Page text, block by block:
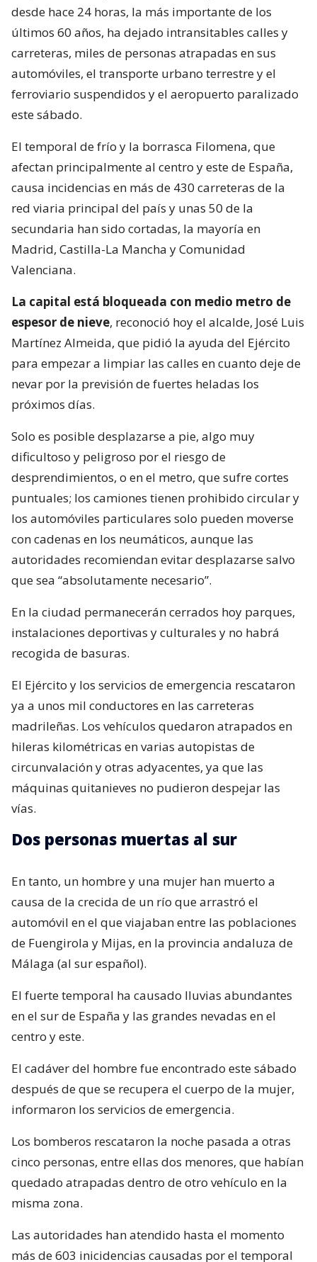
desde hace 24 horas, la más importante de los
últimos 60 años, ha dejado intransitables calles y
carreteras, miles de personas atrapadas en sus
automóviles, el transporte urbano terrestre y el
ferroviario suspendidos y el aeropuerto paralizado
este sábado.
El temporal de frío y la borrasca Filomena, que
afectan principalmente al centro y este de España,
causa incidencias en más de 430 carreteras de la
red viaria principal del país y unas 50 de la
secundaria han sido cortadas, la mayoría en
Madrid, Castilla-La Mancha y Comunidad
Valenciana.
La capital está bloqueada con medio metro de
espesor de nieve, reconoció hoy el alcalde, José Luis
Martínez Almeida, que pidió la ayuda del Ejército
para empezar a limpiar las calles en cuanto deje de
nevar por la previsión de fuertes heladas los
próximos días.
Solo es posible desplazarse a pie, algo muy
dificultoso y peligroso por el riesgo de
desprendimientos, o en el metro, que sufre cortes
puntuales; los camiones tienen prohibido circular y
los automóviles particulares solo pueden moverse
con cadenas en los neumáticos, aunque las
autoridades recomiendan evitar desplazarse salvo
que sea “absolutamente necesario”.
En la ciudad permanecerán cerrados hoy parques,
instalaciones deportivas y culturales y no habrá
recogida de basuras.
El Ejército y los servicios de emergencia rescataron
ya a unos mil conductores en las carreteras
madrileñas. Los vehículos quedaron atrapados en
hileras kilométricas en varias autopistas de
circunvalación y otras adyacentes, ya que las
máquinas quitanieves no pudieron despejar las
vías.
Dos personas muertas al sur
En tanto, un hombre y una mujer han muerto a
causa de la crecida de un río que arrastró el
automóvil en el que viajaban entre las poblaciones
de Fuengirola y Mijas, en la provincia andaluza de
Málaga (al sur español).
El fuerte temporal ha causado lluvias abundantes
en el sur de España y las grandes nevadas en el
centro y este.
El cadáver del hombre fue encontrado este sábado
después de que se recupera el cuerpo de la mujer,
informaron los servicios de emergencia.
Los bomberos rescataron la noche pasada a otras
cinco personas, entre ellas dos menores, que habían
quedado atrapadas dentro de otro vehículo en la
misma zona.
Las autoridades han atendido hasta el momento
más de 603 inicidencias causadas por el temporal